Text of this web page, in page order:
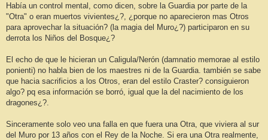
Había un control mental, como dicen, sobre la Guardia por parte de la
"Otra" o eran muertos vivientes¿?, ¿porque no aparecieron mas Otros
para aprovechar la situación? (la magia del Muro¿?) participaron en su
derrota los Niños del Bosque¿?
El echo de que le hicieran un Caligula/Nerón (damnatio memorae al estilo
ponienti) no habla bien de los maestres ni de la Guardia. también se sabe
que hacia sacrificios a los Otros, eran del estilo Craster? consiguieron
algo? pq esa información se borró, igual que la del nacimiento de los
dragones¿?.
Sinceramente solo veo una falla en que fuera una Otra, que viviera al sur
del Muro por 13 años con el Rey de la Noche. Si era una Otra realmente,